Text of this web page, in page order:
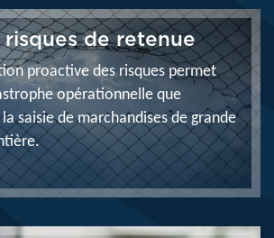
de retenue
proactive des risques permet
opérationnelle que
saisie de marchandises de grande